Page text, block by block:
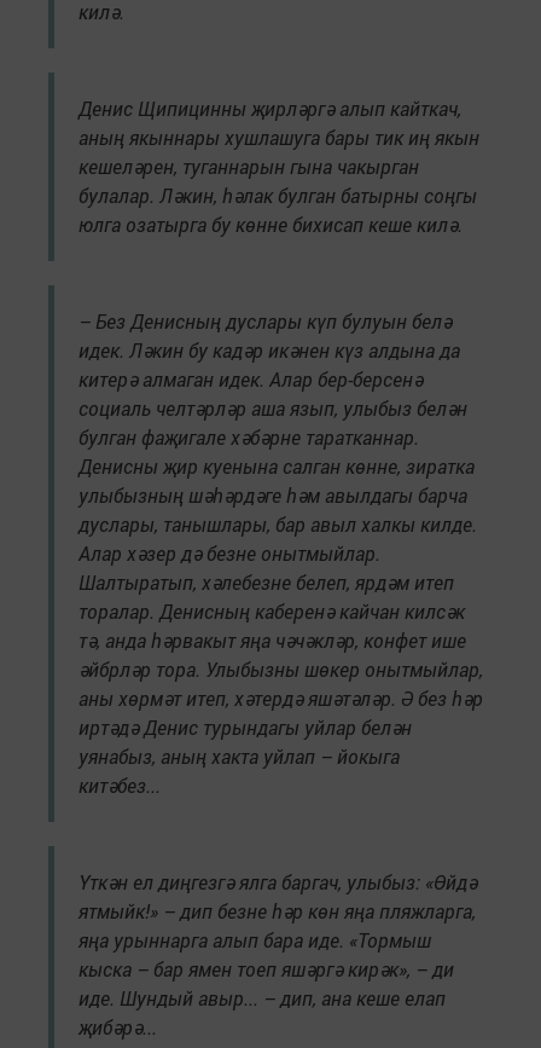
килә.
Денис Щипицинны җирләргә алып кайткач,
аның якыннары хушлашуга бары тик иң якын
кешеләрен, туганнарын гына чакырган
булалар. Ләкин, һәлак булган батырны соңгы
юлга озатырга бу көнне бихисап кеше килә.
– Без Денисның дуслары күп булуын белә
идек. Ләкин бу кадәр икәнен күз алдына да
китерә алмаган идек. Алар бер-берсенә
социаль челтәрләр аша язып, улыбыз белән
булган фаҗигале хәбәрне таратканнар.
Денисны җир куенына салган көнне, зиратка
улыбызның шәһәрдәге һәм авылдагы барча
дуслары, танышлары, бар авыл халкы килде.
Алар хәзер дә безне онытмыйлар.
Шалтыратып, хәлебезне белеп, ярдәм итеп
торалар. Денисның каберенә кайчан килсәк
тә, анда һәрвакыт яңа чәчәкләр, конфет ише
әйбрләр тора. Улыбызны шөкер онытмыйлар,
аны хөрмәт итеп, хәтердә яшәтәләр. Ә без һәр
иртәдә Денис турындагы уйлар белән
уянабыз, аның хакта уйлап – йокыга
китәбез...
Үткән ел диңгезгә ялга баргач, улыбыз: «Өйдә
ятмыйк!» – дип безне һәр көн яңа пляжларга,
яңа урыннарга алып бара иде. «Тормыш
кыска – бар ямен тоеп яшәргә кирәк», – ди
иде. Шундый авыр... – дип, ана кеше елап
җибәрә...